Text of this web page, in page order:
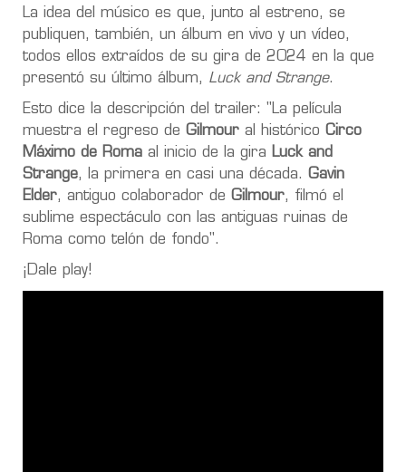
La idea del músico es que, junto al estreno, se
publiquen, también, un álbum en vivo y un vídeo,
todos ellos extraídos de su gira de 2024 en la que
presentó su último álbum, Luck and Strange.
Esto dice la descripción del trailer: "La película
muestra el regreso de Gilmour al histórico Circo
Máximo de Roma al inicio de la gira Luck and
Strange, la primera en casi una década. Gavin
Elder, antiguo colaborador de Gilmour, filmó el
sublime espectáculo con las antiguas ruinas de
Roma como telón de fondo".
¡Dale play!